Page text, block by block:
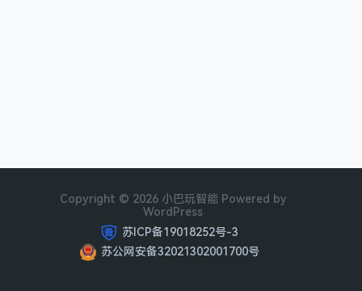
Copyright © 2026 小巴玩智能 Powered by
WordPress
苏ICP备19018252号-3
苏公网安备32021302001700号